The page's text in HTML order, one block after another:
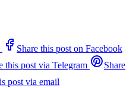
Share this post on Facebook
this post via Telegram
Share
post via email